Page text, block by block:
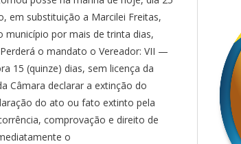
em substituição a Marcilei Freitas,
município por mais de trinta dias,
o mandato o Vereador: VII —
15 (quinze) dias, sem licença da
Câmara declarar a extinção do
do ato ou fato extinto pela
comprovação e direito de
o